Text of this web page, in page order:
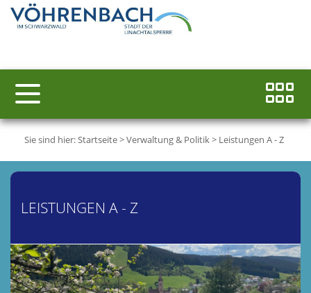
Sie sind hier:Startseite>Verwaltung & Politik> Leistungen A - Z
LEISTUNGEN A - Z